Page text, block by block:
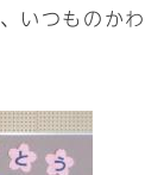
いつものかわ